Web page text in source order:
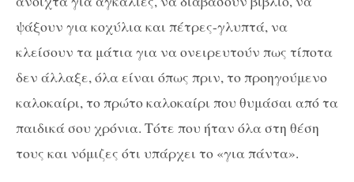
ψάξουν για κοχύλια και πέτρες-γλυπτά, να
κλείσουν τα μάτια για να ονειρευτούν πως τίποτα
δεν άλλαξε, όλα είναι όπως πριν, το προηγούμενο
καλοκαίρι, το πρώτο καλοκαίρι που θυμάσαι από τα
παιδικά σου χρόνια. Τότε που ήταν όλα στη θέση
τους και νόμιζες ότι υπάρχει το «για πάντα».